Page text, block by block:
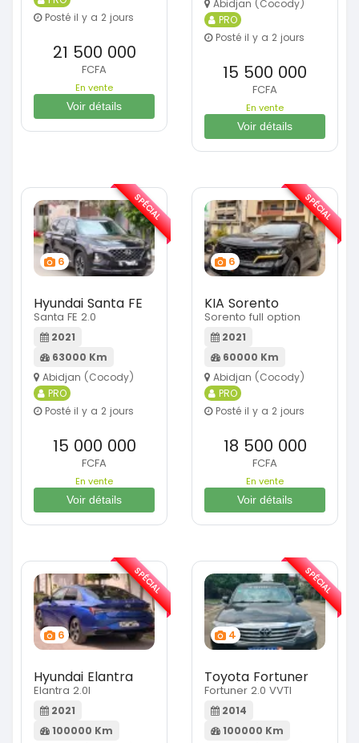
Posté il y a 2 jours
21 500 000
FCFA
En vente
Voir détails
Abidjan (Cocody)
PRO
Posté il y a 2 jours
15 500 000
FCFA
En vente
Voir détails
6
Hyundai Santa FE
Santa FE 2.0
2021
63000 Km
Abidjan (Cocody)
PRO
Posté il y a 2 jours
15 000 000
FCFA
En vente
Voir détails
SPÉCIAL
6
KIA Sorento
Sorento full option
2021
60000 Km
Abidjan (Cocody)
PRO
Posté il y a 2 jours
18 500 000
FCFA
En vente
Voir détails
SPÉCIAL
6
Hyundai Elantra
Elantra 2.0l
2021
100000 Km
SPÉCIAL
4
Toyota Fortuner
Fortuner 2.0 VVTI
2014
100000 Km
SPÉCIAL